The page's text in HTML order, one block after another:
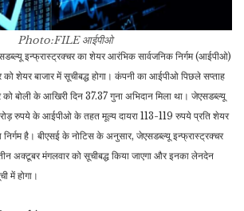
Photo:FILEआईपीओ
इन्फ्रास्ट्रक्चर का शेयर आरंभिक सार्वजनिक निर्गम (आईपीओ)
को शेयर बाजार में सूचीबद्ध होगा। कंपनी का आईपीओ पिछले सप्ताह
बोली के आखिरी दिन 37.37 गुना अभिदान मिला था। जेएसडब्ल्यू
रुपये के आईपीओ के तहत मूल्य दायरा 113-119 रुपये प्रति शेयर
निर्गम है। बीएसई के नोटिस के अनुसार, जेएसडब्ल्यू इन्फ्रास्ट्रक्चर
अक्टूबर मंगलवार को सूचीबद्ध किया जाएगा और इनका लेनदेन
में होगा।